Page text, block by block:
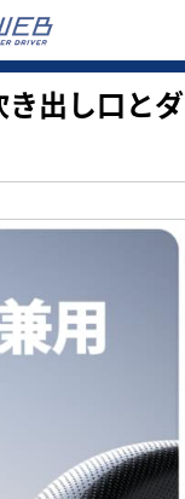
出し口とダ